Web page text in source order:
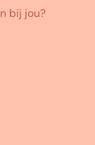
bij jou?